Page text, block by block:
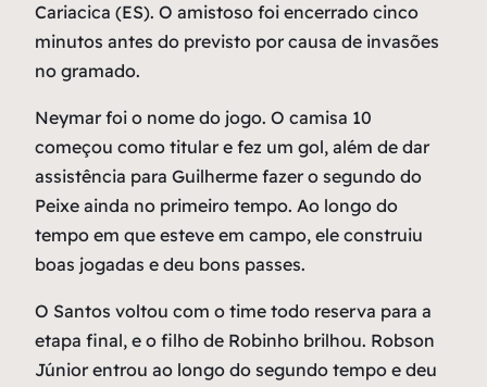
Cariacica (ES). O amistoso foi encerrado cinco
minutos antes do previsto por causa de invasões
no gramado.
Neymar foi o nome do jogo. O camisa 10
começou como titular e fez um gol, além de dar
assistência para Guilherme fazer o segundo do
Peixe ainda no primeiro tempo. Ao longo do
tempo em que esteve em campo, ele construiu
boas jogadas e deu bons passes.
O Santos voltou com o time todo reserva para a
etapa final, e o filho de Robinho brilhou. Robson
Júnior entrou ao longo do segundo tempo e deu